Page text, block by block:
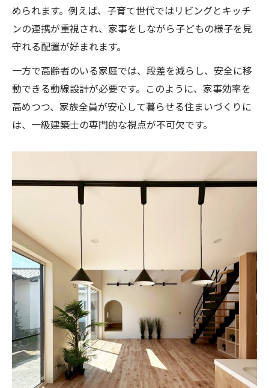
められます。例えば、子育て世代ではリビングとキッチ
ンの連携が重視され、家事をしながら子どもの様子を見
守れる配置が好まれます。
一方で高齢者のいる家庭では、段差を減らし、安全に移
動できる動線設計が必要です。このように、家事効率を
高めつつ、家族全員が安心して暮らせる住まいづくりに
は、一級建築士の専門的な視点が不可欠です。